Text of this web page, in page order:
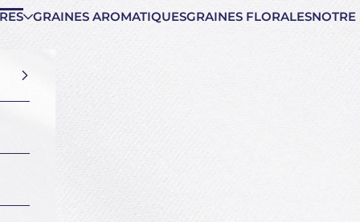
GRAINES AROMATIQUESGRAINES FLORALESNOTRE